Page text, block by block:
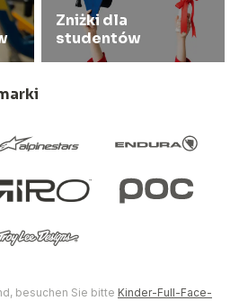
Zniżki dla
studentów
besuchen Sie bitte Kinder-Full-Face-